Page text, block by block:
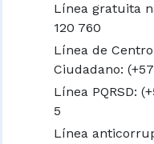
Línea gratuita
120 760
Línea de
Ciudadano:
Línea PQRSD:
5
Línea